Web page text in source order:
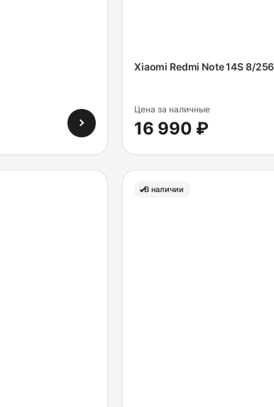
Xiaomi Redmi Note 14S 8/
Цена за наличные
16 990 ₽
В наличии